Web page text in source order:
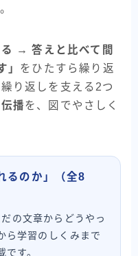
る → 答えと比べて間
」 をひたすら繰り返
り返しを支える2つ
播を、図でやさしく
るのか」（全8
の文章からどうやっ
ら学習のしくみまで
す。